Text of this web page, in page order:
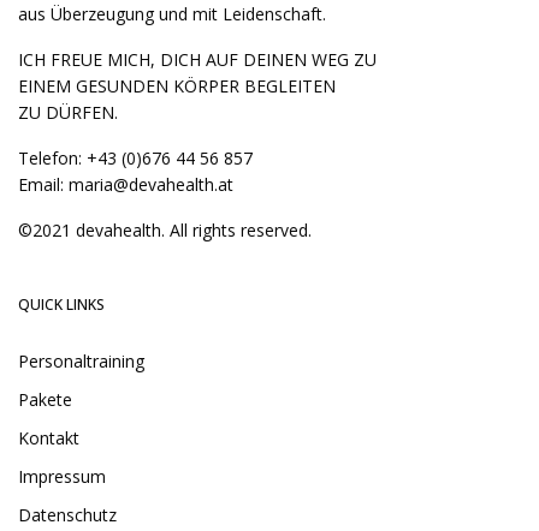
aus Überzeugung und mit Leidenschaft.
ICH FREUE MICH, DICH AUF DEINEN WEG ZU
EINEM GESUNDEN KÖRPER BEGLEITEN
ZU DÜRFEN.
Telefon: +43 (0)676 44 56 857
Email:maria@devahealth.at
©2021 devahealth. All rights reserved.
QUICK LINKS
Personaltraining
Pakete
Kontakt
Impressum
Datenschutz